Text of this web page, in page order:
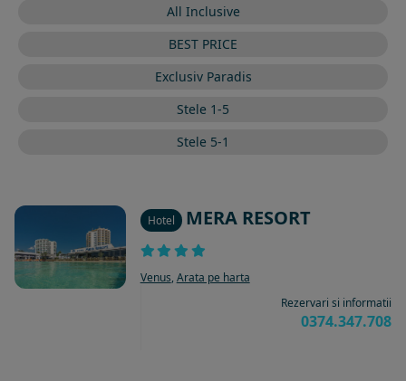
All Inclusive
BEST PRICE
Exclusiv Paradis
Stele 1-5
Stele 5-1
Hotel MERA RESORT
Venus, Arata pe harta
Rezervari si informatii
0374.347.708